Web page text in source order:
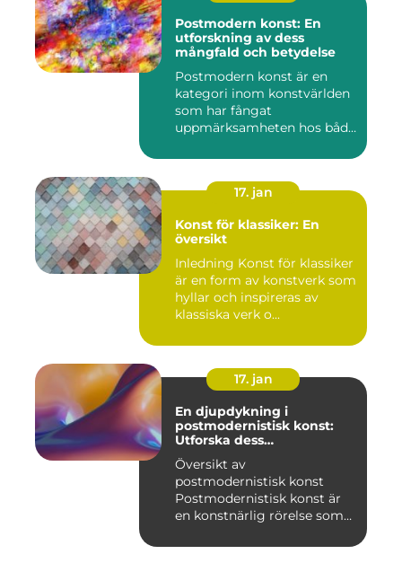
Postmodern konst: En
utforskning av dess
mångfald och betydelse
Postmodern konst är en
kategori inom konstvärlden
som har fångat
uppmärksamheten hos både
17. jan
Konst för klassiker: En
översikt
Inledning Konst för klassiker
är en form av konstverk som
hyllar och inspireras av
klassiska verk o...
17. jan
En djupdykning i
postmodernistisk konst:
Utforska dess
mångfasetterade natur
Översikt av
postmodernistisk konst
Postmodernistisk konst är
en konstnärlig rörelse som